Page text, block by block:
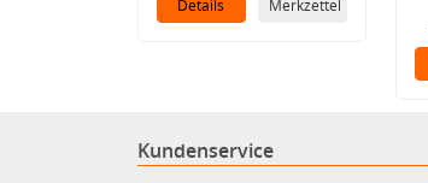
Details Merkzettel
Kundenservice